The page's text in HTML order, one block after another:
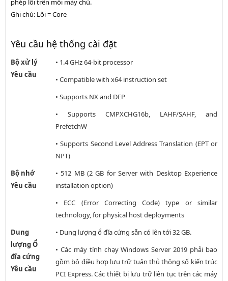
phép lõi trên mỗi máy chủ.
Ghi chú: Lõi = Core
Yêu cầu hệ thống cài đặt
Bộ xử lý
Yêu cầu
• 1.4 GHz 64-bit processor
• Compatible with x64 instruction set
• Supports NX and DEP
• Supports CMPXCHG16b, LAHF/SAHF, and
PrefetchW
• Supports Second Level Address Translation (EPT or
NPT)
Bộ nhớ
Yêu cầu
• 512 MB (2 GB for Server with Desktop Experience
installation option)
• ECC (Error Correcting Code) type or similar
technology, for physical host deployments
Dung
lượng Ổ
đĩa cứng
Yêu cầu
• Dung lượng ổ đĩa cứng sẵn có lên tới 32 GB.
• Các máy tính chạy Windows Server 2019 phải bao
gồm bộ điều hợp lưu trữ tuân thủ thông số kiến trúc
PCI Express. Các thiết bị lưu trữ liên tục trên các máy